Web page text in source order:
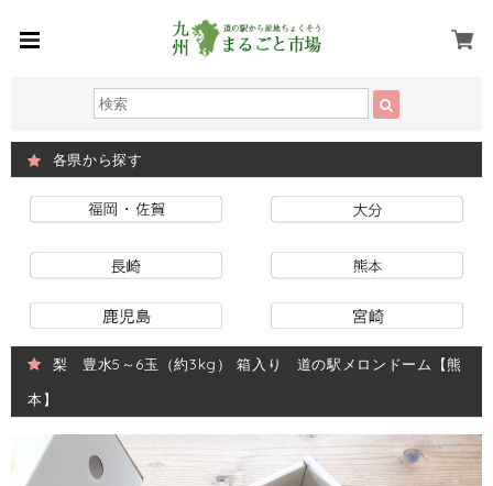
各県から探す
梨 豊水5～6玉（約3kg） 箱入り 道の駅メロンドーム【熊
本】